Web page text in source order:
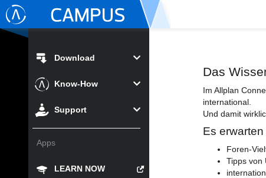
Download
Know-How
Support
Apps
LEARN NOW
Das
Im Allplan
international.
Und damit
Es erwarten
Foren-
Tipps von